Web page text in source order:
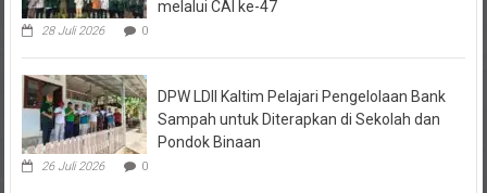
28 Juli 2026 0
Sampah untuk Diterapkan di Sekolah dan
Pondok Binaan
26 Juli 2026 0